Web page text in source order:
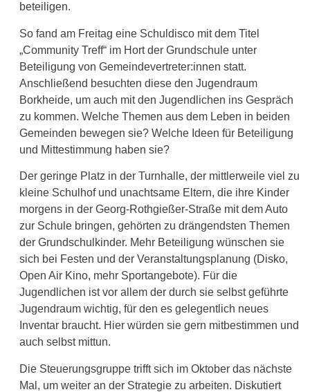
beteiligen.
So fand am Freitag eine Schuldisco mit dem Titel
„Community Treff“ im Hort der Grundschule unter
Beteiligung von Gemeindevertreter:innen statt.
Anschließend besuchten diese den Jugendraum
Borkheide, um auch mit den Jugendlichen ins Gespräch
zu kommen. Welche Themen aus dem Leben in beiden
Gemeinden bewegen sie? Welche Ideen für Beteiligung
und Mittestimmung haben sie?
Der geringe Platz in der Turnhalle, der mittlerweile viel zu
kleine Schulhof und unachtsame Eltern, die ihre Kinder
morgens in der Georg-Rothgießer-Straße mit dem Auto
zur Schule bringen, gehörten zu drängendsten Themen
der Grundschulkinder. Mehr Beteiligung wünschen sie
sich bei Festen und der Veranstaltungsplanung (Disko,
Open Air Kino, mehr Sportangebote). Für die
Jugendlichen ist vor allem der durch sie selbst geführte
Jugendraum wichtig, für den es gelegentlich neues
Inventar braucht. Hier würden sie gern mitbestimmen und
auch selbst mittun.
Die Steuerungsgruppe trifft sich im Oktober das nächste
Mal, um weiter an der Strategie zu arbeiten. Diskutiert